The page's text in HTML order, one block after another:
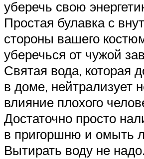
уберечь свою
Простая булавка с
стороны вашего
уберечься от чужой
Святая вода, которая
в доме, нейтрализует
влияние плохого
Достаточно просто
в пригоршню и омыть
Вытирать воду не надо.